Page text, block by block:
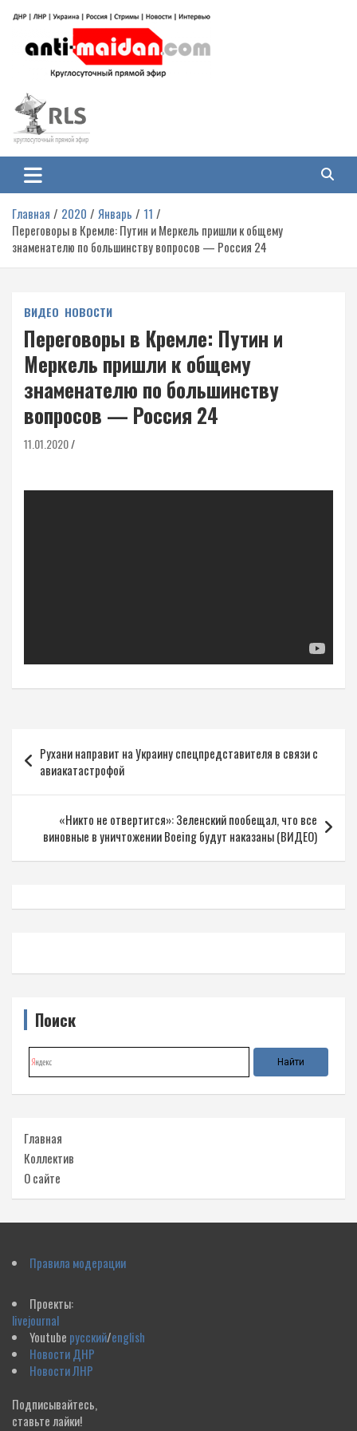
содержимому
Антимайдан: Гражданская война
на Украине
гражданской войне на Украине, включая события в Новороссии, ДНР,
ЛНР и других регионах.
Главная 2020 Январь
11
Переговоры в Кремле: Путин и Меркель пришли к общему
знаменателю по большинству вопросов — Россия 24
ВИДЕО НОВОСТИ
Переговоры в Кремле: Путин и
Меркель пришли к общему
знаменателю по большинству
вопросов — Россия 24
11.01.2020
по
записям
Рухани направит на Украину спецпредставителя в связи с
авиакатастрофой
«Никто не отвертится»: Зеленский пообещал, что все
виновные в уничтожении Boeing будут наказаны (ВИДЕО)
Поиск
Главная
Коллектив
О сайте
Правила модерации
Проекты:
livejournal
Youtube русский/english
Новости ДНР
Новости ЛНР
Подписывайтесь,
ставьте лайки!